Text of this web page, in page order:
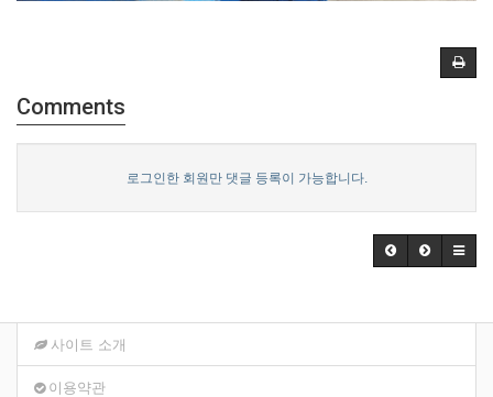
Comments
로그인한 회원만 댓글 등록이 가능합니다.
사이트 소개
이용약관